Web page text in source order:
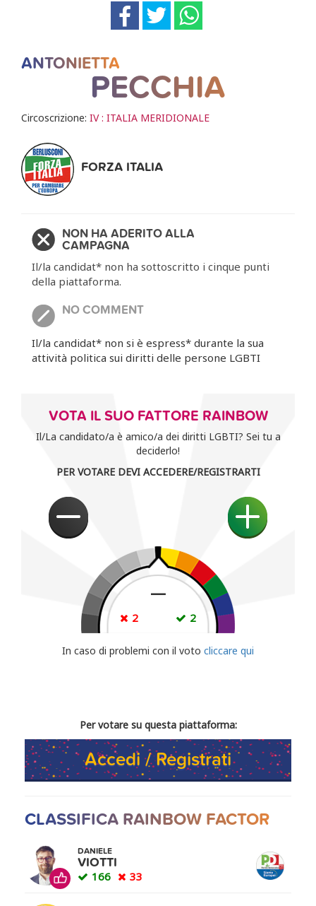
ANTONIETTA
PECCHIA
Circoscrizione: IV : ITALIA MERIDIONALE
FORZA ITALIA
NON HA ADERITO ALLA
CAMPAGNA
Il/la candidat* non ha sottoscritto i cinque punti
della piattaforma.
NO COMMENT
Il/la candidat* non si è espress* durante la sua
attività politica sui diritti delle persone LGBTI
VOTA IL SUO FATTORE RAINBOW
Il/La candidato/a è amico/a dei diritti LGBTI? Sei tu a
deciderlo!
PER VOTARE DEVI ACCEDERE/REGISTRARTI
—
2 2
CONDIVIDI IL TUO VOTO
In caso di problemi con il voto cliccare qui
Per votare su questa piattaforma:
Accedi / Registrati
CLASSIFICA RAINBOW FACTOR
DANIELE
VIOTTI
166 33